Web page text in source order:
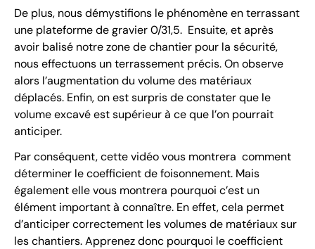
De plus, nous démystifions le phénomène en terrassant
une plateforme de gravier 0/31,5. Ensuite, et après
avoir balisé notre zone de chantier pour la sécurité,
nous effectuons un terrassement précis. On observe
alors l’augmentation du volume des matériaux
déplacés. Enfin, on est surpris de constater que le
volume excavé est supérieur à ce que l’on pourrait
anticiper.
Par conséquent, cette vidéo vous montrera comment
déterminer le coefficient de foisonnement. Mais
également elle vous montrera pourquoi c’est un
élément important à connaître. En effet, cela permet
d’anticiper correctement les volumes de matériaux sur
les chantiers. Apprenez donc pourquoi le coefficient